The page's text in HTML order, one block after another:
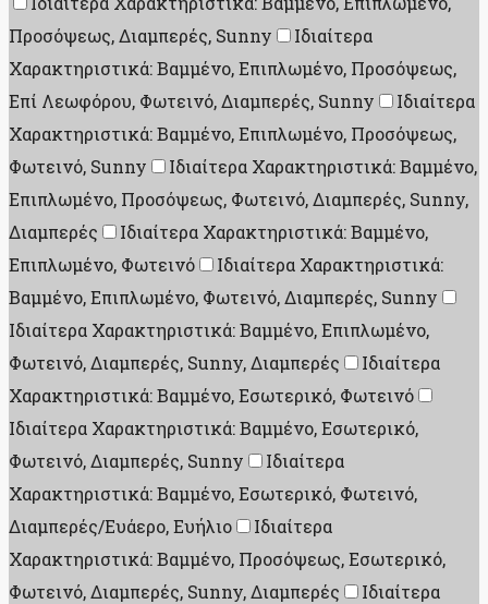
Προσόψεως, Διαμπερές, Sunny
Ιδιαίτερα
Χαρακτηριστικά: Βαμμένο, Επιπλωμένο, Προσόψεως,
Επί Λεωφόρου, Φωτεινό, Διαμπερές, Sunny
Ιδιαίτερα
Χαρακτηριστικά: Βαμμένο, Επιπλωμένο, Προσόψεως,
Φωτεινό, Sunny
Ιδιαίτερα Χαρακτηριστικά: Βαμμένο,
Επιπλωμένο, Προσόψεως, Φωτεινό, Διαμπερές, Sunny,
Διαμπερές
Ιδιαίτερα Χαρακτηριστικά: Βαμμένο,
Επιπλωμένο, Φωτεινό
Ιδιαίτερα Χαρακτηριστικά:
Βαμμένο, Επιπλωμένο, Φωτεινό, Διαμπερές, Sunny
Ιδιαίτερα Χαρακτηριστικά: Βαμμένο, Επιπλωμένο,
Φωτεινό, Διαμπερές, Sunny, Διαμπερές
Ιδιαίτερα
Χαρακτηριστικά: Βαμμένο, Εσωτερικό, Φωτεινό
Ιδιαίτερα Χαρακτηριστικά: Βαμμένο, Εσωτερικό,
Φωτεινό, Διαμπερές, Sunny
Ιδιαίτερα
Χαρακτηριστικά: Βαμμένο, Εσωτερικό, Φωτεινό,
Διαμπερές/Ευάερο, Ευήλιο
Ιδιαίτερα
Χαρακτηριστικά: Βαμμένο, Προσόψεως, Εσωτερικό,
Φωτεινό, Διαμπερές, Sunny, Διαμπερές
Ιδιαίτερα